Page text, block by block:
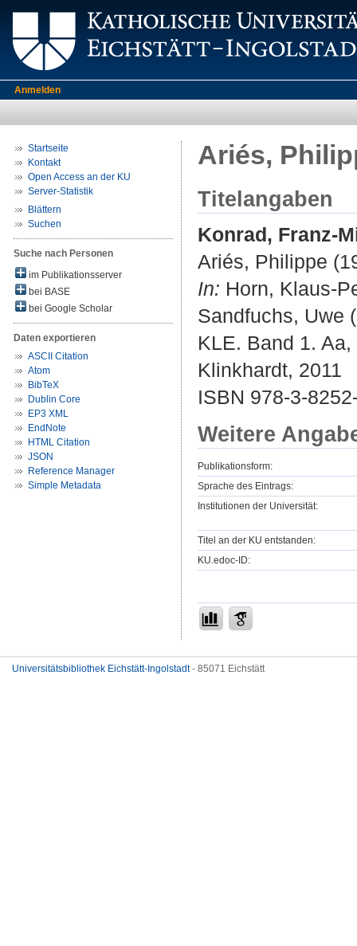
Anmelden
Startseite
Kontakt
Open Access an der KU
Server-Statistik
Blättern
Suchen
Suche nach Personen
im Publikationsserver
bei BASE
bei Google Scholar
Daten exportieren
ASCII Citation
Atom
BibTeX
Dublin Core
EP3 XML
EndNote
HTML Citation
JSON
Reference Manager
Simple Metadata
Ariés,
Titelangaben
Konrad, Franz-
Ariés, Philippe
In: Horn, Klaus-
Sandfuchs, Uwe
KLE. Band 1.
Klinkhardt, 2011
ISBN 978-3-
Weitere
Publikationsform:
Sprache des Eintrags:
Institutionen der Universität:
Titel an der KU entstanden:
KU.edoc-ID:
Universitätsbibliothek Eichstätt-Ingolstadt- 85071 Eichstätt